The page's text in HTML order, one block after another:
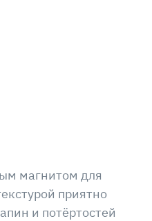
магнитом для
приятно
и потёртостей